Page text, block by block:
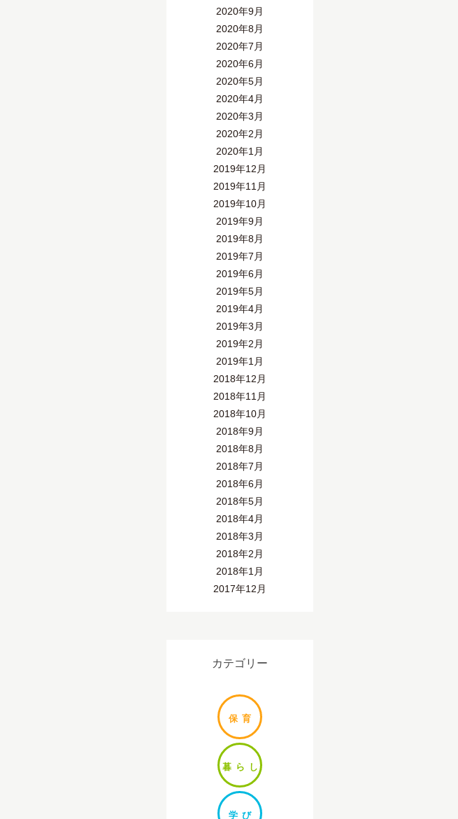
2020年9月
2020年8月
2020年7月
2020年6月
2020年5月
2020年4月
2020年3月
2020年2月
2020年1月
2019年12月
2019年11月
2019年10月
2019年9月
2019年8月
2019年7月
2019年6月
2019年5月
2019年4月
2019年3月
2019年2月
2019年1月
2018年12月
2018年11月
2018年10月
2018年9月
2018年8月
2018年7月
2018年6月
2018年5月
2018年4月
2018年3月
2018年2月
2018年1月
2017年12月
カテゴリー
保 育
暮ら し
学 び